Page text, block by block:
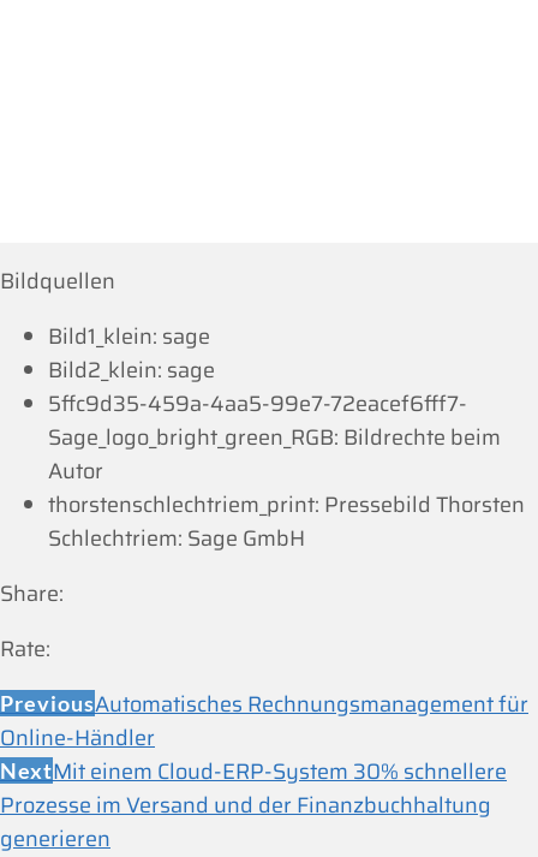
Bildquellen
Bild1_klein: sage
Bild2_klein: sage
5ffc9d35-459a-4aa5-99e7-72eacef6fff7-
Sage_logo_bright_green_RGB: Bildrechte beim
Autor
thorstenschlechtriem_print: Pressebild Thorsten
Schlechtriem: Sage GmbH
Share:
Rate:
PreviousAutomatisches Rechnungsmanagement für
Online-Händler
NextMit einem Cloud-ERP-System 30% schnellere
Prozesse im Versand und der Finanzbuchhaltung
generieren